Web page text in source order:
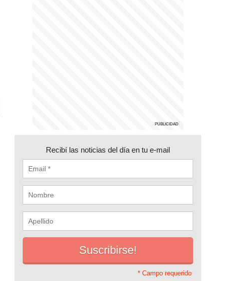
Recibí las noticias del día en tu e-mail
* Campo requerido